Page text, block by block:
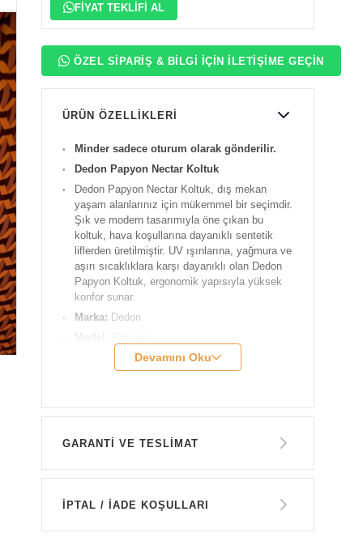
FİYAT TEKLİFİ AL
ÖZEL SIPARIŞ & BILGI İÇIN İLETIŞIME GEÇIN
ÜRÜN ÖZELLIKLERI
Minder sadece oturum olarak gönderilir.
Dedon Papyon Nectar Koltuk
Dedon Papyon Nectar Koltuk, dış mekan
yaşam alanlarınız için mükemmel bir seçimdir.
Şık ve modern tasarımıyla öne çıkan bu
koltuk, hava koşullarına dayanıklı sentetik
liflerden üretilmiştir. UV ışınlarına, yağmura ve
aşırı sıcaklıklara karşı dayanıklı olan Dedon
Papyon Koltuk, ergonomik yapısıyla yüksek
konfor sunar.
Marka: Dedon
117 cm
Oturum Yüksekliği:40 cm
Renk:Nectar
DED-CHB019601960196-S
Dedon Papyon Nectar Puf
Devamını Oku
GARANTİ VE TESLİMAT
GARANTİ
İPTAL / İADE KOŞULLARI